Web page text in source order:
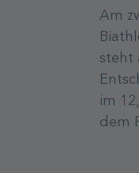
Am
steht
im
dem